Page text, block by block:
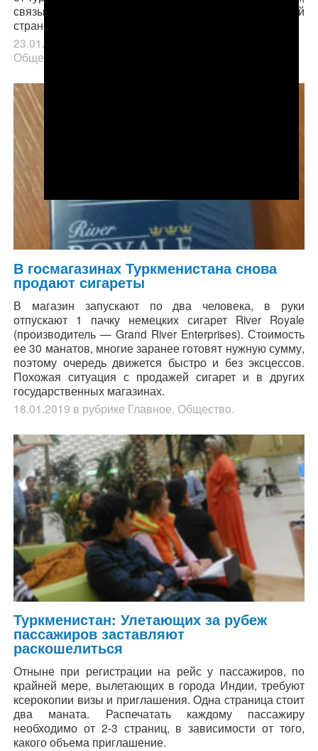
связывая свою дальнейшую судьбу именно с этой
страной.
23.01.2019
Общество
В госмагазинах Туркменистана снова
продают сигареты
В магазин запускают по два человека, в руки
отпускают 1 пачку немецких сигарет River Royale
(производитель — Grand River Enterprises). Стоимость
ее 30 манатов, многие заранее готовят нужную сумму,
поэтому очередь движется быстро и без эксцессов.
Похожая ситуация с продажей сигарет и в других
государственных магазинах.
18.01.2019 в рубрике Главное, Общество.
Туркменистан: Улетающих за рубеж
пассажиров заставляют
раскошелиться
Отныне при регистрации на рейс у пассажиров, по
крайней мере, вылетающих в города Индии, требуют
ксерокопии визы и приглашения. Одна страница стоит
два маната. Распечатать каждому пассажиру
необходимо от 2-3 страниц, в зависимости от того,
какого объема приглашение.